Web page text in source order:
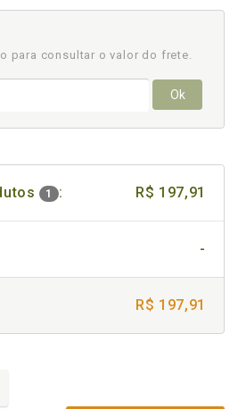
para consultar o valor do frete.
Ok
1 : R$ 197,91
-
R$ 197,91